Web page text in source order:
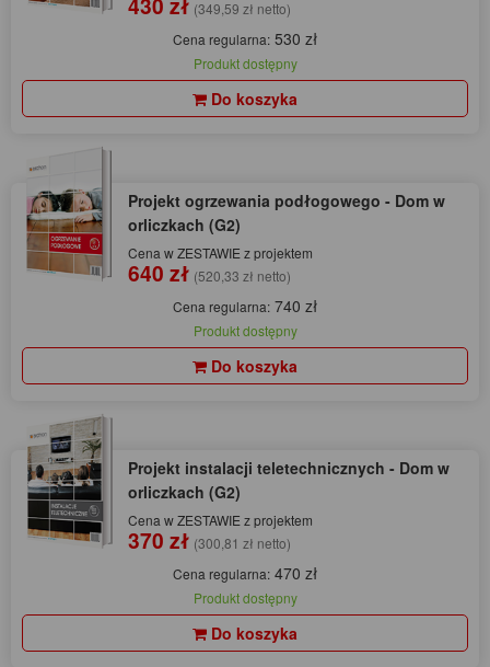
(349,59 zł netto)
Cena regularna: 530 zł
Produkt dostępny
Do koszyka
Projekt ogrzewania podłogowego - Dom w
orliczkach (G2)
Cena w ZESTAWIE z projektem
640 zł (520,33 zł netto)
Cena regularna: 740 zł
Produkt dostępny
Do koszyka
Projekt instalacji teletechnicznych - Dom w
orliczkach (G2)
Cena w ZESTAWIE z projektem
370 zł (300,81 zł netto)
Cena regularna: 470 zł
Produkt dostępny
Do koszyka